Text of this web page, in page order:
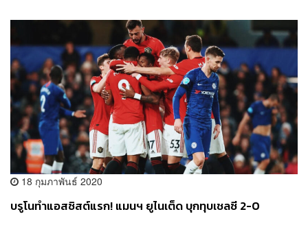
18 กุมภาพันธ์ 2020
บรูโนทำแอสซิสต์แรก! แมนฯ ยูไนเต็ด บุกทุบเชลซี 2-0